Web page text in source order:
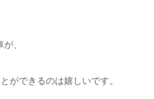
、
ができるのは嬉しいです。